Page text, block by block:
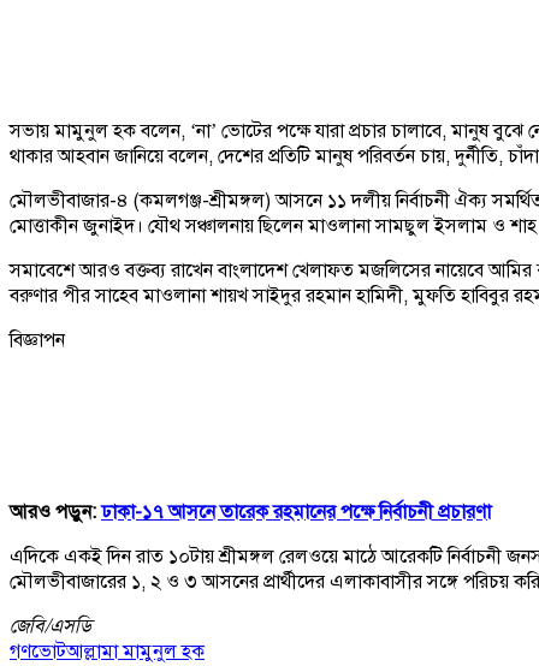
সভায় মামুনুল হক বলেন, ‘না’ ভোটের পক্ষে যারা প্রচার চালাবে, মানুষ বুঝে
থাকার আহবান জানিয়ে বলেন, দেশের প্রতিটি মানুষ পরিবর্তন চায়, দুর্নীতি,
মৌলভীবাজার-৪ (কমলগঞ্জ-শ্রীমঙ্গল) আসনে ১১ দলীয় নির্বাচনী ঐক্য
মোত্তাকীন জুনাইদ। যৌথ সঞ্চালনায় ছিলেন মাওলানা সামছুল ইসলাম ও শাহ
সমাবেশে আরও বক্তব্য রাখেন বাংলাদেশ খেলাফত মজলিসের নায়েবে
বরুণার পীর সাহেব মাওলানা শায়খ সাইদুর রহমান হামিদী, মুফতি
বিজ্ঞাপন
আরও পড়ুন:ঢাকা-১৭ আসনে তারেক রহমানের পক্ষে নির্বাচনী প্রচারণা
এদিকে একই দিন রাত ১০টায় শ্রীমঙ্গল রেলওয়ে মাঠে আরেকটি নির্বাচনী
মৌলভীবাজারের ১, ২ ও ৩ আসনের প্রার্থীদের এলাকাবাসীর সঙ্গে পরিচয়
জেবি/এসডি
গণভোটআল্লামা মামুনুল হক